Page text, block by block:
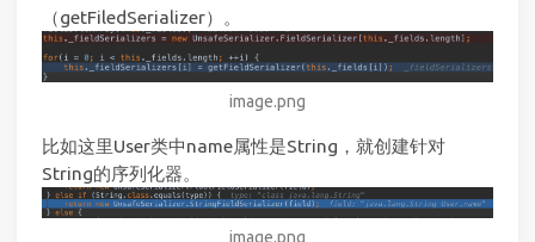
（getFiledSerializer）。
image.png
比如这里User类中name属性是String，就创建针对
String的序列化器。
image.png